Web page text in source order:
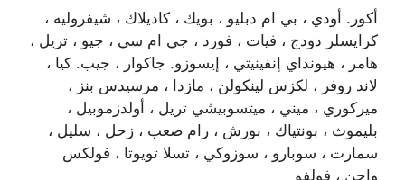
أكور. أودي ، بي ام دبليو ، بويك ، كاديلاك ، شيفروليه ،
كرايسلر دودج ، فيات ، فورد ، جي ام سي ، جيو ، تريل ،
هامر ، هيونداي إنفينيتي ، إيسوزو. جاكوار ، جيب. كيا ،
لاند روفر ، لكزس لينكولن ، مازدا ، مرسيدس بنز ،
ميركوري ، ميني ، ميتسوبيشي تريل ، أولدزموبيل ،
بليموث ، بونتياك ، بورش ، رام صعب ، زحل ، سليل ،
سمارت ، سوبارو ، سوزوكي ، تسلا تويوتا ، فولكس
واجن ، فولفو